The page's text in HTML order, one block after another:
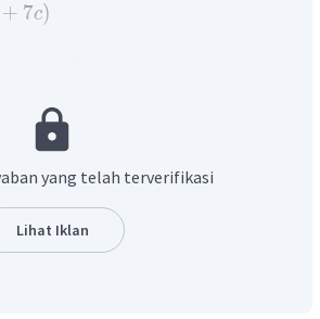
+ 7c)
)
bentuk a − b = (a + b
2)(p −1)
yang telah terverifikasi
Lihat Iklan